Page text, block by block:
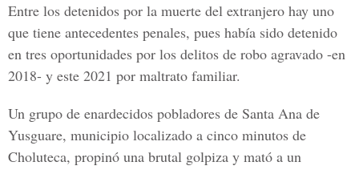
Entre los detenidos por la muerte del extranjero hay uno
que tiene antecedentes penales, pues había sido detenido
en tres oportunidades por los delitos de robo agravado -en
2018- y este 2021 por maltrato familiar.
Un grupo de enardecidos pobladores de Santa Ana de
Yusguare, municipio localizado a cinco minutos de
Choluteca, propinó una brutal golpiza y mató a un